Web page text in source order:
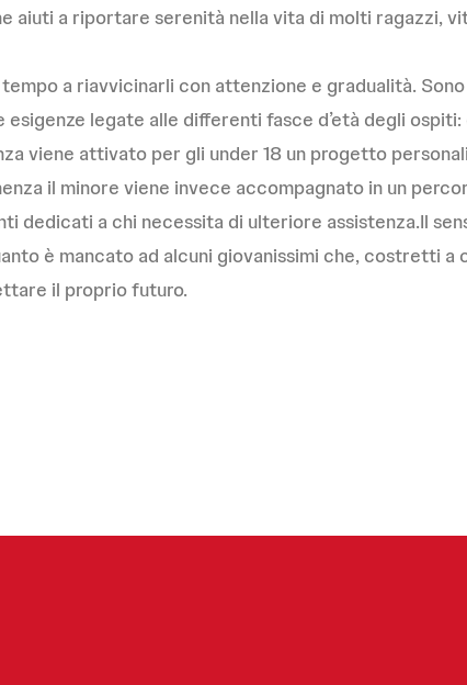
aiuti a riportare serenità nella vita di molti ragazzi,
a riavvicinarli con attenzione e gradualità.
legate alle differenti fasce d’età degli ospiti:
viene attivato per gli under 18 un progetto
il minore viene invece accompagnato in un
dedicati a chi necessita di ulteriore assistenza.Il
è mancato ad alcuni giovanissimi che, costretti
il proprio futuro.